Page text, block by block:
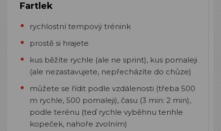
Fartlek
rychlostní tempový trénink
prostě si hrajete
kus běžíte rychle (ale ne sprint), kus pomaleji
(ale nezastavujete, nepřecházíte do chůze)
můžete se řídit podle vzdálenosti (třeba 500
m rychle, 500 pomaleji), času (3 min: 2 min),
podle terénu (teď rychle vyběhnu tenhle
kopeček, nahoře zvolním)